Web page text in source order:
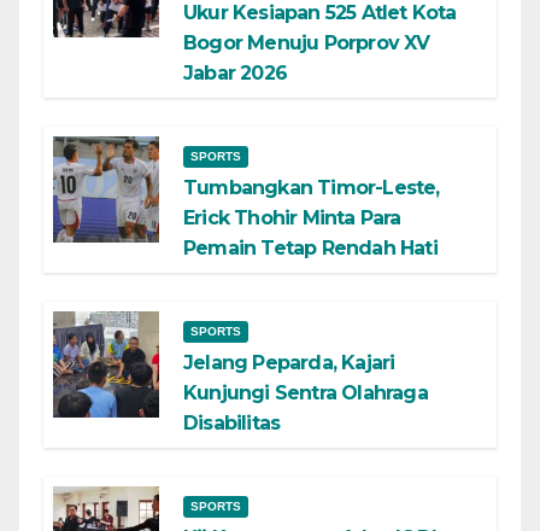
Ukur Kesiapan 525 Atlet Kota
Bogor Menuju Porprov XV
Jabar 2026
SPORTS
Tumbangkan Timor-Leste,
Erick Thohir Minta Para
Pemain Tetap Rendah Hati
SPORTS
Jelang Peparda, Kajari
Kunjungi Sentra Olahraga
Disabilitas
SPORTS